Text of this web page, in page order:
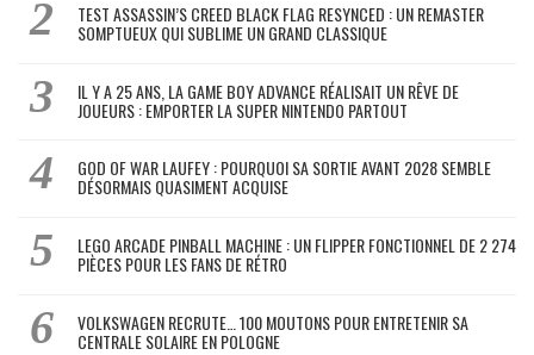
TEST ASSASSIN’S CREED BLACK FLAG RESYNCED : UN REMASTER
SOMPTUEUX QUI SUBLIME UN GRAND CLASSIQUE
IL Y A 25 ANS, LA GAME BOY ADVANCE RÉALISAIT UN RÊVE DE
JOUEURS : EMPORTER LA SUPER NINTENDO PARTOUT
GOD OF WAR LAUFEY : POURQUOI SA SORTIE AVANT 2028 SEMBLE
DÉSORMAIS QUASIMENT ACQUISE
LEGO ARCADE PINBALL MACHINE : UN FLIPPER FONCTIONNEL DE 2 274
PIÈCES POUR LES FANS DE RÉTRO
VOLKSWAGEN RECRUTE… 100 MOUTONS POUR ENTRETENIR SA
CENTRALE SOLAIRE EN POLOGNE